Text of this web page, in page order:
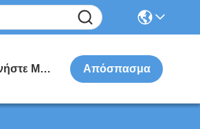
Επικοινωνήστε Μαζί Μας Απόσπασμα